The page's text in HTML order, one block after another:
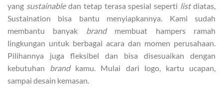
yang sustainable dan tetap terasa spesial seperti listdiatas,
Sustaination bisa bantu menyiapkannya. Kami sudah
membantu banyak
brand membuat hampers ramah
lingkungan untuk berbagai acara dan momen perusahaan.
Pilihannya juga fleksibel dan bisa disesuaikan dengan
kebutuhan brand kamu. Mulai dari logo, kartu ucapan,
sampai desain kemasan.